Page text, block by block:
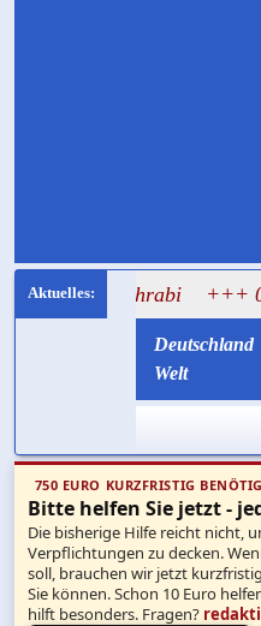
Mughrabi +++ 0,2 bis
Deutschland
Welt
750 EURO KURZFRISTIG
Bitte helfen Sie jetzt -
Die bisherige Hilfe reicht nicht,
Verpflichtungen zu decken.
soll, brauchen wir jetzt
Sie können. Schon 10 Euro
hilft besonders. Fragen?